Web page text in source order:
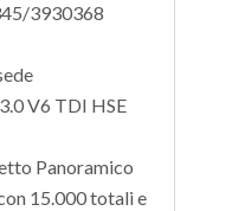
3930368
V6 TDI HSE
Panoramico
15.000 totali e